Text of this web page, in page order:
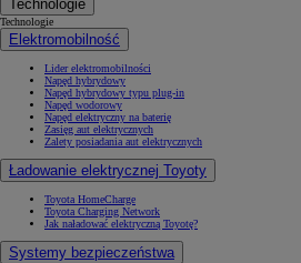
Technologie
Technologie
Elektromobilność
Lider elektromobilności
Napęd hybrydowy
Napęd hybrydowy typu plug-in
Napęd wodorowy
Napęd elektryczny na baterię
Zasięg aut elektrycznych
Zalety posiadania aut elektrycznych
Ładowanie elektrycznej Toyoty
Toyota HomeCharge
Toyota Charging Network
Jak naładować elektryczną Toyotę?
Systemy bezpieczeństwa